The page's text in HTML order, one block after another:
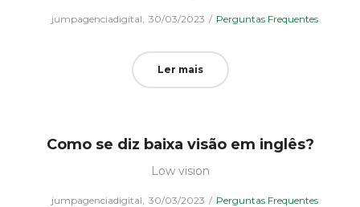
jumpagenciadigital Posted
30/03/2023
Posted
Perguntas Frequentes
Ler mais
Como se diz baixa visão em inglês?
Low vision
jumpagenciadigital Posted
30/03/2023
Posted
Perguntas Frequentes